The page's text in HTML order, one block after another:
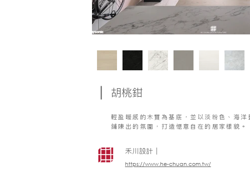
胡桃鉗
輕盈暖感的木質為基底，並以淡粉色、海
鋪陳出的氛圍，打造愜意自在的居家樣貌。
禾川設計｜
https://www.he-chuan.com.tw/